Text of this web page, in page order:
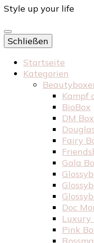
Style up your life
Schließen
Startseite
Kategorien
Kampf
BioBox
DM Box
Fairy
Gala
Doc
Luxury
Pink